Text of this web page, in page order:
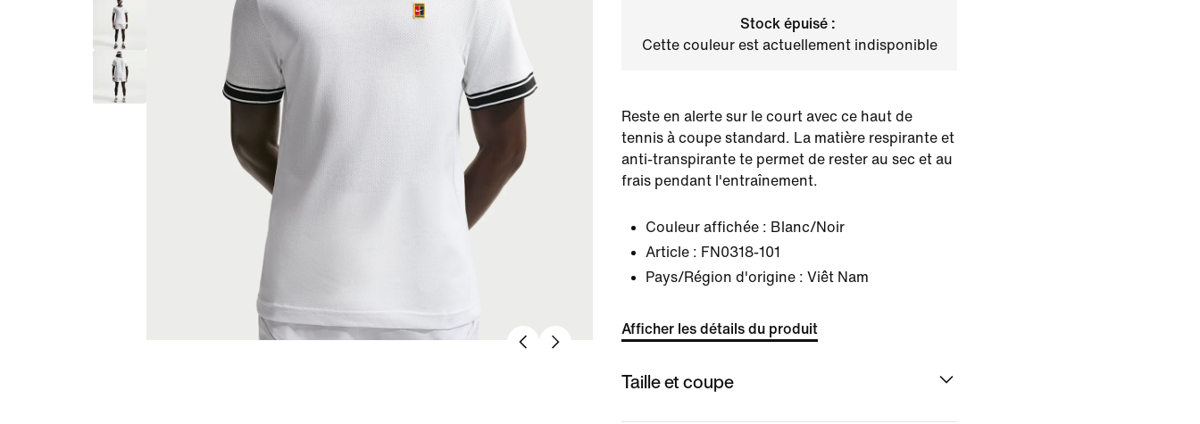
Stock épuisé :
Cette couleur est actuellement indisponible
Reste en alerte sur le court avec ce haut de
tennis à coupe standard. La matière respirante et
anti-transpirante te permet de rester au sec et au
frais pendant l'entraînement.
Couleur affichée : Blanc/Noir
Article : FN0318-101
Pays/Région d'origine : Viêt Nam
Afficher les détails du produit
Taille et coupe